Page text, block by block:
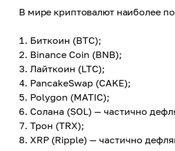
В мире криптовалют наиболее
Биткоин (BTC);
Binance Coin (BNB);
Лайткоин (LTC);
PancakeSwap (CAKE);
Polygon (MATIC);
Солана (SOL) — частично
Трон (TRX);
XRP (Ripple) — частично